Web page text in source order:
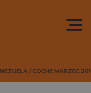
/ COCHE MARZEC